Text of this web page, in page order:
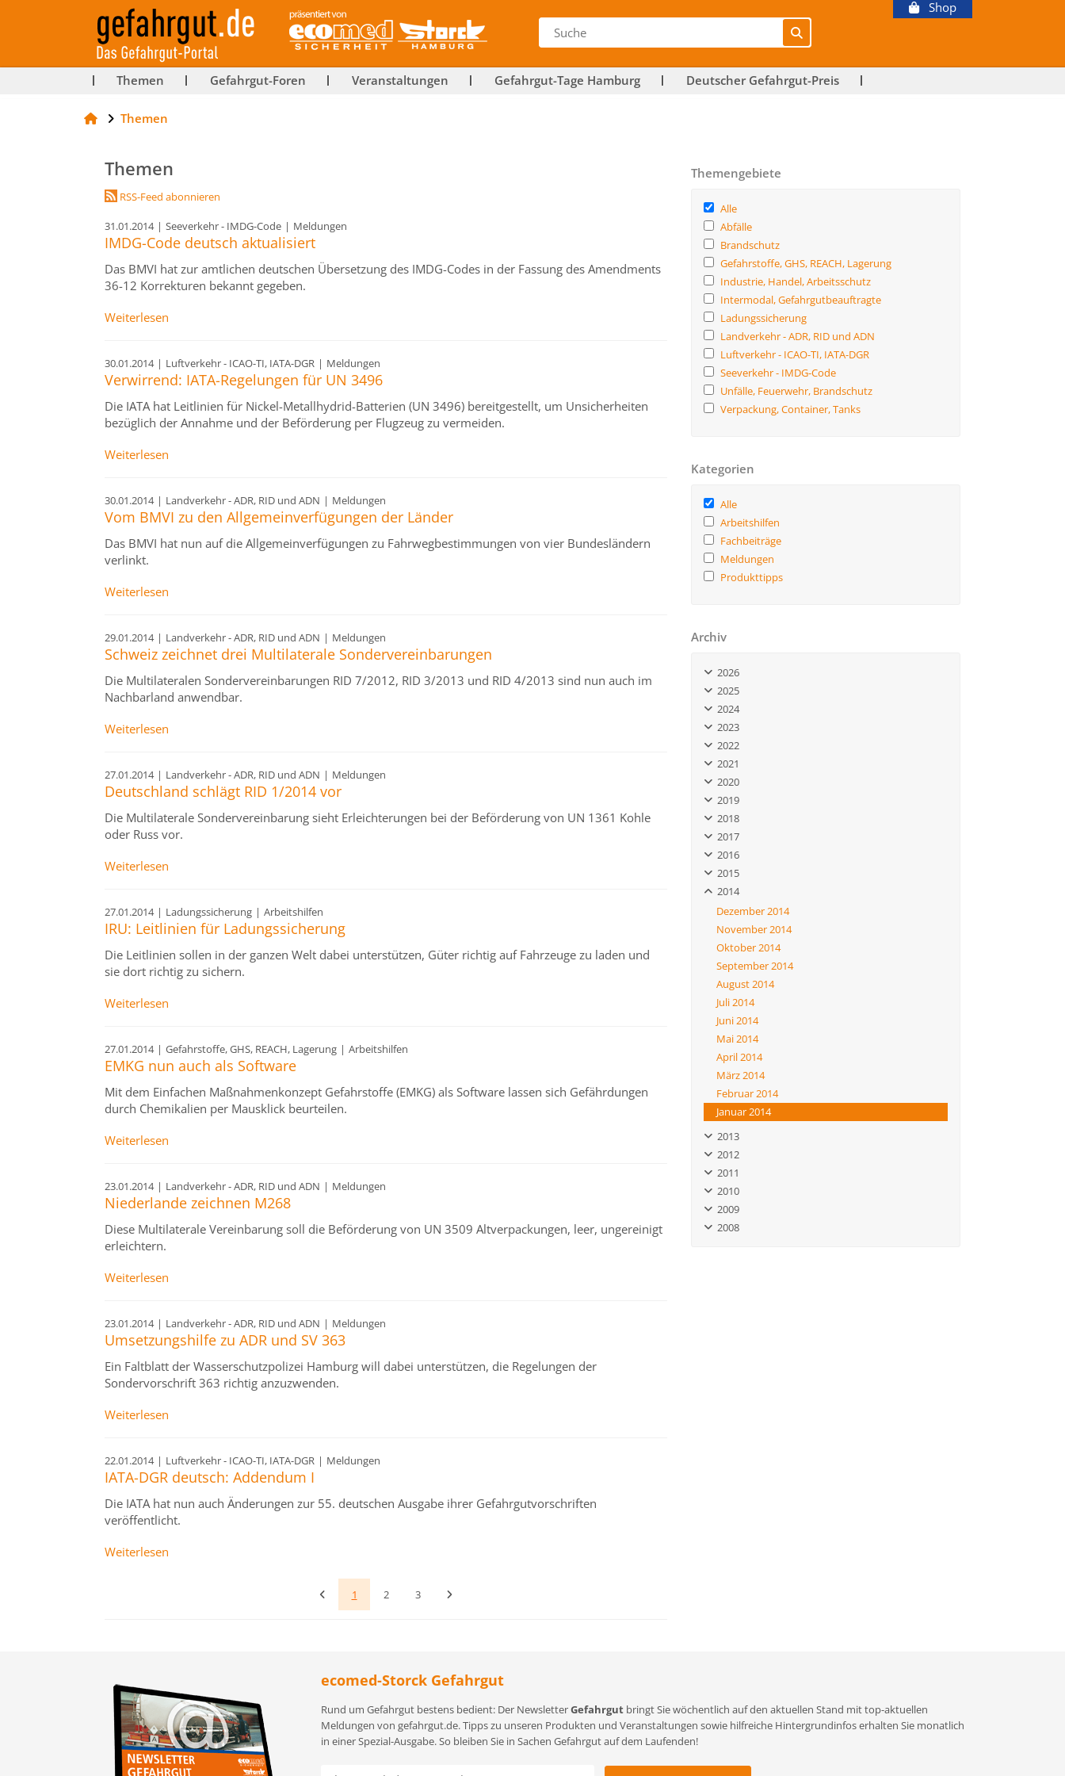
Shop
Themen Gefahrgut-Foren Veranstaltungen Gefahrgut-Tage Hamburg Deutscher Gefahrgut-Preis
Themen
Themen
RSS-Feed abonnieren
31.01.2014 | Seeverkehr - IMDG-Code | Meldungen
IMDG-Code deutsch aktualisiert
Das BMVI hat zur amtlichen deutschen Übersetzung des IMDG-Codes in der Fassung des Amendments
36-12 Korrekturen bekannt gegeben.
Weiterlesen
30.01.2014 | Luftverkehr - ICAO-TI, IATA-DGR | Meldungen
Verwirrend: IATA-Regelungen für UN 3496
Die IATA hat Leitlinien für Nickel-Metallhydrid-Batterien (UN 3496) bereitgestellt, um Unsicherheiten
bezüglich der Annahme und der Beförderung per Flugzeug zu vermeiden.
Weiterlesen
30.01.2014 | Landverkehr - ADR, RID und ADN | Meldungen
Vom BMVI zu den Allgemeinverfügungen der Länder
Das BMVI hat nun auf die Allgemeinverfügungen zu Fahrwegbestimmungen von vier Bundesländern
verlinkt.
Weiterlesen
29.01.2014 | Landverkehr - ADR, RID und ADN | Meldungen
Schweiz zeichnet drei Multilaterale Sondervereinbarungen
Die Multilateralen Sondervereinbarungen RID 7/2012, RID 3/2013 und RID 4/2013 sind nun auch im
Nachbarland anwendbar.
Weiterlesen
27.01.2014 | Landverkehr - ADR, RID und ADN | Meldungen
Deutschland schlägt RID 1/2014 vor
Die Multilaterale Sondervereinbarung sieht Erleichterungen bei der Beförderung von UN 1361 Kohle
oder Russ vor.
Weiterlesen
27.01.2014 | Ladungssicherung | Arbeitshilfen
IRU: Leitlinien für Ladungssicherung
Die Leitlinien sollen in der ganzen Welt dabei unterstützen, Güter richtig auf Fahrzeuge zu laden und
sie dort richtig zu sichern.
Weiterlesen
27.01.2014 | Gefahrstoffe, GHS, REACH, Lagerung | Arbeitshilfen
EMKG nun auch als Software
Mit dem Einfachen Maßnahmenkonzept Gefahrstoffe (EMKG) als Software lassen sich Gefährdungen
durch Chemikalien per Mausklick beurteilen.
Weiterlesen
23.01.2014 | Landverkehr - ADR, RID und ADN | Meldungen
Niederlande zeichnen M268
Diese Multilaterale Vereinbarung soll die Beförderung von UN 3509 Altverpackungen, leer, ungereinigt
erleichtern.
Weiterlesen
23.01.2014 | Landverkehr - ADR, RID und ADN | Meldungen
Umsetzungshilfe zu ADR und SV 363
Ein Faltblatt der Wasserschutzpolizei Hamburg will dabei unterstützen, die Regelungen der
Sondervorschrift 363 richtig anzuzwenden.
Weiterlesen
22.01.2014 | Luftverkehr - ICAO-TI, IATA-DGR | Meldungen
IATA-DGR deutsch: Addendum I
Die IATA hat nun auch Änderungen zur 55. deutschen Ausgabe ihrer Gefahrgutvorschriften
veröffentlicht.
Weiterlesen
1 2 3
Themengebiete
Alle
Abfälle
Brandschutz
Gefahrstoffe, GHS, REACH, Lagerung
Industrie, Handel, Arbeitsschutz
Intermodal, Gefahrgutbeauftragte
Ladungssicherung
Landverkehr - ADR, RID und ADN
Luftverkehr - ICAO-TI, IATA-DGR
Seeverkehr - IMDG-Code
Unfälle, Feuerwehr, Brandschutz
Verpackung, Container, Tanks
Kategorien
Alle
Arbeitshilfen
Fachbeiträge
Meldungen
Produkttipps
Archiv
2026
2025
2024
2023
2022
2021
2020
2019
2018
2017
2016
2015
2014
Dezember 2014
November 2014
Oktober 2014
September 2014
August 2014
Juli 2014
Juni 2014
Mai 2014
April 2014
März 2014
Februar 2014
Januar 2014
2013
2012
2011
2010
2009
2008
ecomed-Storck Gefahrgut
Rund um Gefahrgut bestens bedient: Der NewsletterGefahrgut bringt Sie wöchentlich auf den aktuellen Stand mit top-aktuellen
Meldungen von gefahrgut.de. Tipps zu unseren Produkten und Veranstaltungen sowie hilfreiche Hintergrundinfos erhalten Sie monatlich
in einer Spezial-Ausgabe. So bleiben Sie in Sachen Gefahrgut auf dem Laufenden!